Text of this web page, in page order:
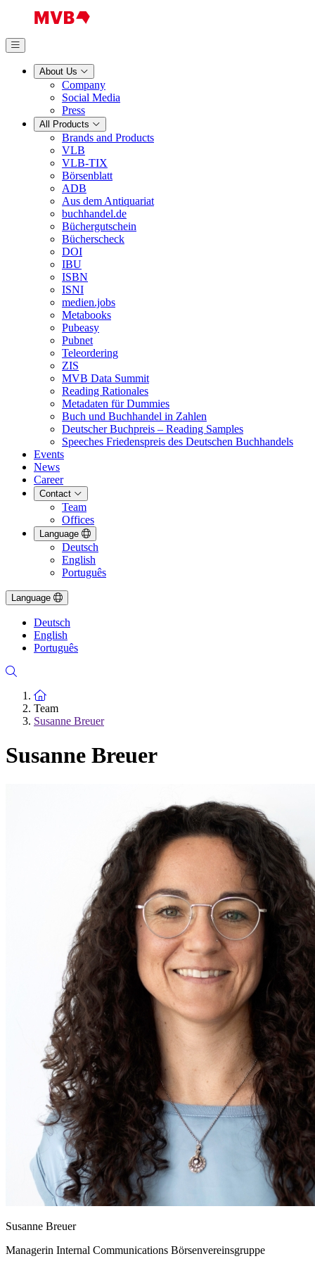
About Us
Company
Social Media
Press
All Products
Brands and Products
VLB
VLB-TIX
Börsenblatt
ADB
Aus dem Antiquariat
buchhandel.de
Büchergutschein
Bücherscheck
DOI
IBU
ISBN
ISNI
medien.jobs
Metabooks
Pubeasy
Pubnet
Teleordering
ZIS
MVB Data Summit
Reading Rationales
Metadaten für Dummies
Buch und Buchhandel in Zahlen
Deutscher Buchpreis – Reading Samples
Speeches Friedenspreis des Deutschen Buchhandels
Events
News
Career
Contact
Team
Offices
Language
Deutsch
English
Português
Language
Deutsch
English
Português
To the homepage
Team
Susanne Breuer
Susanne Breuer
Susanne Breuer
Managerin Internal Communications Börsenvereinsgruppe